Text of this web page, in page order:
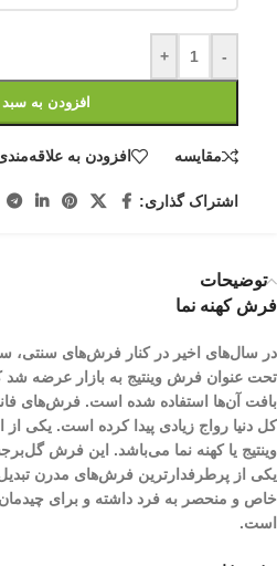
-
+
افزودن به
مقایسه افزودن به
اشتراک گذاری:
توضیحات
فرش کهنه نما
در سال‌های اخیر در کنار فرش‌های سنتی،
تحت عنوان فرش وینتیج به بازار عرضه شد
بافت آن‌ها استفاده شده است. فرش‌های
کل دنیا رواج زیادی پیدا کرده است. یکی
وینتیج یا کهنه نما می‌باشد. این فرش
یکی از پرطرفدارترین فرش‌های مدرن
خاص و منحصر به فرد داشته و برای
است.